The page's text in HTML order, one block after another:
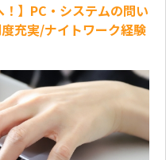
！】PC・システムの問い
充実/ナイトワーク経験